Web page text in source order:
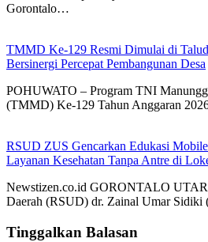
Gorontalo…
TMMD Ke-129 Resmi Dimulai di
Bersinergi Percepat Pembangunan Desa
POHUWATO – Program TNI
(TMMD) Ke-129 Tahun Anggaran
RSUD ZUS Gencarkan Edukasi
Layanan Kesehatan Tanpa Antre di
Newstizen.co.id GORONTALO
Daerah (RSUD) dr. Zainal Umar
Tinggalkan Balasan